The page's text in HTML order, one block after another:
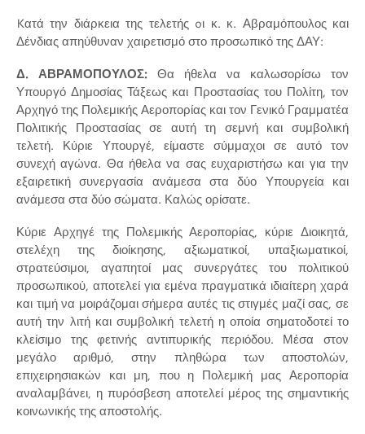
Kατά την διάρκεια της τελετής oι κ. κ. Αβραμόπουλος και
Δένδιας απηύθυναν χαιρετισμό στο προσωπικό της ΔΑΥ:
Δ. ΑΒΡΑΜΟΠΟΥΛΟΣ: Θα ήθελα να καλωσορίσω τον
Υπουργό Δημοσίας Τάξεως και Προστασίας του Πολίτη, τον
Αρχηγό της Πολεμικής Αεροπορίας και τον Γενικό Γραμματέα
Πολιτικής Προστασίας σε αυτή τη σεμνή και συμβολική
τελετή. Κύριε Υπουργέ, είμαστε σύμμαχοι σε αυτό τον
συνεχή αγώνα. Θα ήθελα να σας ευχαριστήσω και για την
εξαιρετική συνεργασία ανάμεσα στα δύο Υπουργεία και
ανάμεσα στα δύο σώματα. Καλώς ορίσατε.
Κύριε Αρχηγέ της Πολεμικής Αεροπορίας, κύριε Διοικητά,
στελέχη της διοίκησης, αξιωματικοί, υπαξιωματικοί,
στρατεύσιμοι, αγαπητοί μας συνεργάτες του πολιτικού
προσωπικού, αποτελεί για εμένα πραγματικά ιδιαίτερη χαρά
και τιμή να μοιράζομαι σήμερα αυτές τις στιγμές μαζί σας, σε
αυτή την λιτή και συμβολική τελετή η οποία σηματοδοτεί το
κλείσιμο της φετινής αντιπυρικής περιόδου. Μέσα στον
μεγάλο αριθμό, στην πληθώρα των αποστολών,
επιχειρησιακών και μη, που η Πολεμική μας Αεροπορία
αναλαμβάνει, η πυρόσβεση αποτελεί μέρος της σημαντικής
κοινωνικής της αποστολής.